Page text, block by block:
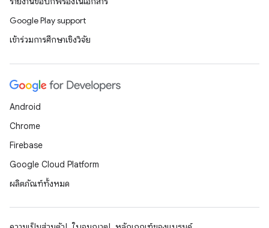
Google Play support
เข้าร่วมการศึกษาเชิงวิจัย
Android
Chrome
Firebase
Google Cloud Platform
ผลิตภัณฑ์ทั้งหมด